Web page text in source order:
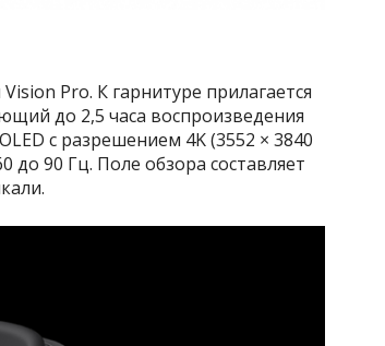
Pro. К гарнитуре прилагается
до 2,5 часа воспроизведения
с разрешением 4K (3552 × 3840
до 90 Гц. Поле обзора составляет